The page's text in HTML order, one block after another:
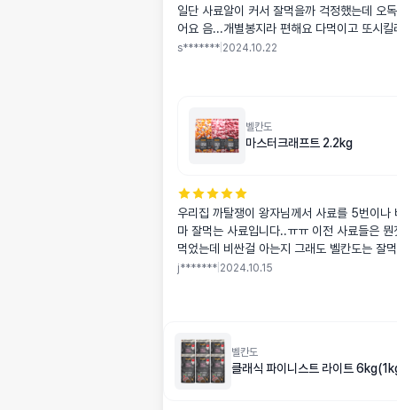
일단 사료알이 커서 잘먹을까 걱정했는데 오
어요 음...개별봉지라 편해요 다먹이고 또시킬
s******* 2024.10.22
벨칸도
마스터크래프트 2.2kg
우리집 까탈쟁이 왕자님께서 사료를 5번이나
마 잘먹는 사료입니다..ㅠㅠ 이전 사료들은
먹었는데 비싼걸 아는지 그래도 벨칸도는 잘
g인 왕자님이 드시기엔 조금 커서 절구로 빻
j******* 2024.10.15
벨칸도
클래식 파이니스트 라이트